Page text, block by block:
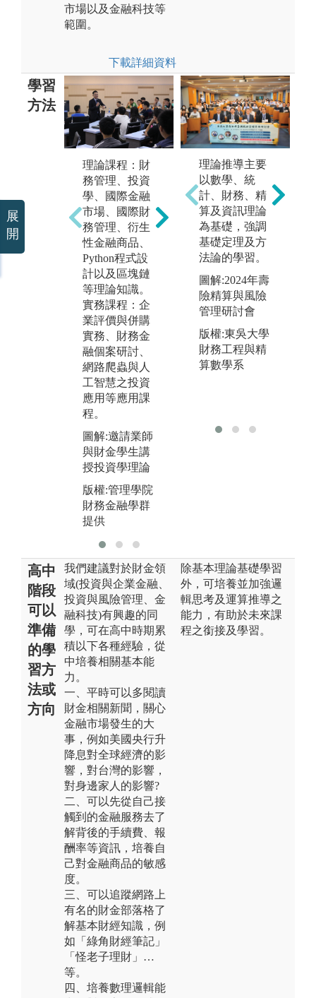
市場以及金融科技等
範圍。
下載詳細資料
學習
方法
理論課程：財
務管理、投資
學、國際金融
市場、國際財
務管理、衍生
性金融商品、
Python程式設
計以及區塊鏈
等理論知識。
實務課程：企
業評價與併購
實務、財務金
融個案研討、
網路爬蟲與人
工智慧之投資
應用等應用課
程。
圖解:邀請業師
與財金學生講
授投資學理論
版權:管理學院
財務金融學群
提供
數據分析：運
用統計與計量
經濟等方法，
透過相關工具
分析財經資
料、資料擷取
n程式設計實
作，甚至可以
達成量化程式
交易的專家。
圖解:財經數據
分析方法助教
羅懷均老師提
理論推導主要
以數學、統
計、財務、精
算及資訊理論
為基礎，強調
基礎定理及方
法論的學習。
圖解:2024年壽
險精算與風險
管理研討會
版權:東吳大學
財務工程與精
算數學系
高中
階段
可以
準備
的學
習方
法或
方向
我們建議對於財金領
域(投資與企業金融、
投資與風險管理、金
融科技)有興趣的同
學，可在高中時期累
積以下各種經驗，從
中培養相關基本能
力。
一、平時可以多閱讀
財金相關新聞，關心
金融市場發生的大
事，例如美國央行升
降息對全球經濟的影
響，對台灣的影響，
對身邊家人的影響?
二、可以先從自己接
觸到的金融服務去了
解背後的手續費、報
酬率等資訊，培養自
己對金融商品的敏感
度。
三、可以追蹤網路上
有名的財金部落格了
解基本財經知識，例
如「綠角財經筆記」
「怪老子理財」…
等。
四、培養數理邏輯能
除基本理論基礎學習
外，可培養並加強邏
輯思考及運算推導之
能力，有助於未來課
程之銜接及學習。
展
開